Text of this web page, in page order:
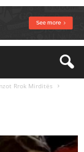
Rrok Mirditës